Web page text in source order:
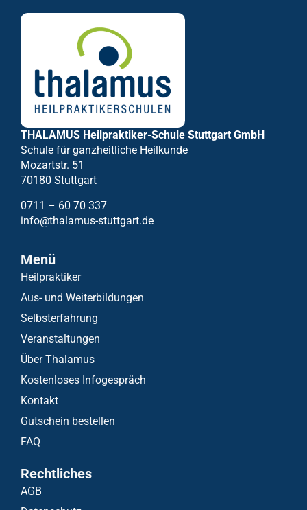
THALAMUS Heilpraktiker-Schule Stuttgart GmbH
Schule für ganzheitliche Heilkunde
Mozartstr. 51
70180 Stuttgart
0711 – 60 70 337
info@thalamus-stuttgart.de
Menü
Heilpraktiker
Aus- und Weiterbildungen
Selbsterfahrung
Veranstaltungen
Über Thalamus
Kostenloses Infogespräch
Kontakt
Gutschein bestellen
FAQ
Rechtliches
AGB